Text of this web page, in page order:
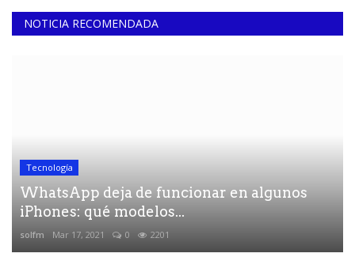
NOTICIA RECOMENDADA
Tecnología
WhatsApp deja de funcionar en algunos
iPhones: qué modelos...
solfm Mar 17, 2021 0 2201